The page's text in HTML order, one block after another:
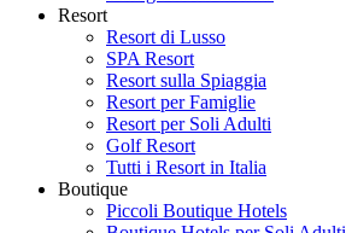
Resort
Resort di Lusso
SPA Resort
Resort sulla Spiaggia
Resort per Famiglie
Resort per Soli Adulti
Golf Resort
Tutti i Resort in Italia
Boutique
Piccoli Boutique Hotels